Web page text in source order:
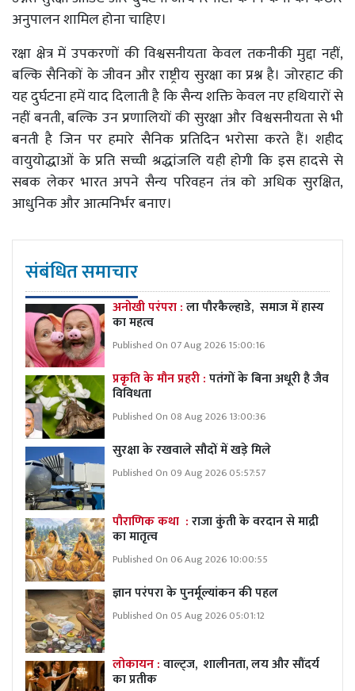
अनुपालन शामिल होना चाहिए।
रक्षा क्षेत्र में उपकरणों की विश्वसनीयता केवल तकनीकी मुद्दा नहीं,
बल्कि सैनिकों के जीवन और राष्ट्रीय सुरक्षा का प्रश्न है। जोरहाट की
यह दुर्घटना हमें याद दिलाती है कि सैन्य शक्ति केवल नए हथियारों से
नहीं बनती, बल्कि उन प्रणालियों की सुरक्षा और विश्वसनीयता से भी
बनती है जिन पर हमारे सैनिक प्रतिदिन भरोसा करते हैं। शहीद
वायुयोद्धाओं के प्रति सच्ची श्रद्धांजलि यही होगी कि इस हादसे से
सबक लेकर भारत अपने सैन्य परिवहन तंत्र को अधिक सुरक्षित,
आधुनिक और आत्मनिर्भर बनाए।
संबंधित समाचार
अनोखी परंपरा :ला पौरकैल्हाडे, समाज में हास्य
का महत्व
Published On 07 Aug 2026 15:00:16
प्रकृति के मौन प्रहरी :पतंगों के बिना अधूरी है जैव
विविधता
Published On 08 Aug 2026 13:00:36
सुरक्षा के रखवाले सौदों में खड़े मिले
Published On 09 Aug 2026 05:57:57
पौराणिक कथा :राजा कुंती के वरदान से माद्री
का मातृत्व
Published On 06 Aug 2026 10:00:55
ज्ञान परंपरा के पुनर्मूल्यांकन की पहल
Published On 05 Aug 2026 05:01:12
लोकायन :वाल्ट्ज, शालीनता, लय और सौंदर्य
का प्रतीक